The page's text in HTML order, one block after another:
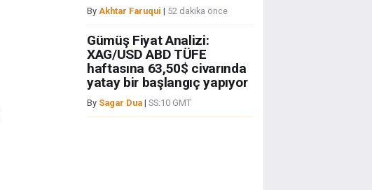
By Akhtar Faruqui | 52 dakika önce
Gümüş Fiyat Analizi:
XAG/USD ABD TÜFE
haftasına 63,50$ civarında
yatay bir başlangıç yapıyor
By Sagar Dua| SS:10 GMT